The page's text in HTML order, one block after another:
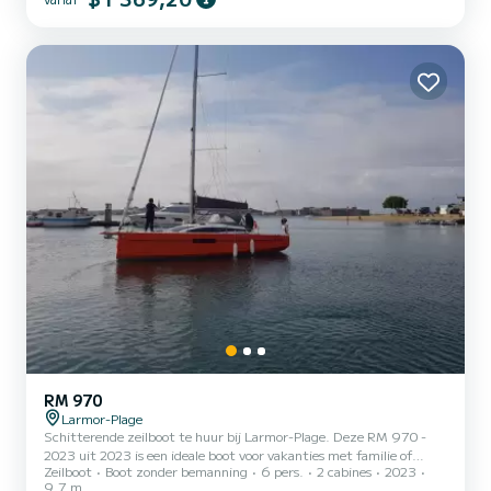
douche Wij nodigen u uit om rechtstreeks via het platform...
RM 970
Larmor-Plage
Schitterende zeilboot te huur bij Larmor-Plage. Deze RM 970 -
2023 uit 2023 is een ideale boot voor vakanties met familie of
vrienden. De boot heeft 2 comfortabele hutten en een
Zeilboot Boot zonder bemanning 6 pers. 2 cabines
2023
9.7 m